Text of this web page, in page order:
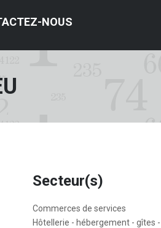
NOUS
Secteur(s)
Commerces de services
Hôtellerie - hébergement - gîtes -